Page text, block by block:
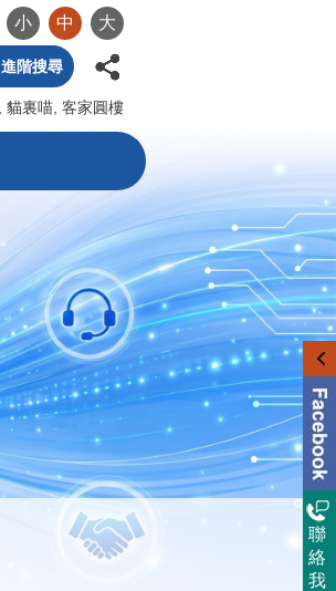
小 中 大
進階搜尋
貓裏喵 客家圓樓
聯
絡
我